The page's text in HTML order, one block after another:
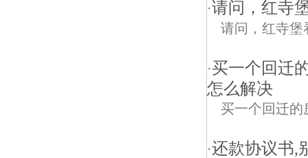
·请问，红寺
请问，红寺堡
·买一个回迁
怎么解决
买一个回迁的
·还款协议书,